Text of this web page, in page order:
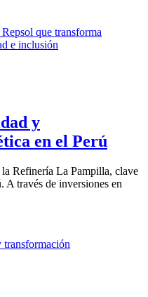
y
en el Perú
Refinería La Pampilla, clave
A través de inversiones en